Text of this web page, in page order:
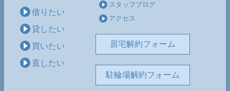
借りたい
貸したい
買いたい
直したい
スタッフブログ
アクセス
居宅解約フォーム
駐輪場解約フォーム